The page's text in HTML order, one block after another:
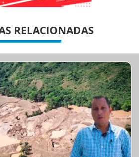
RELACIONADAS